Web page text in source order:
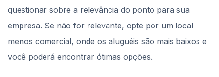
questionar sobre a relevância do ponto para sua
empresa. Se não for relevante, opte por um local
menos comercial, onde os aluguéis são mais baixos e
você poderá encontrar ótimas opções.